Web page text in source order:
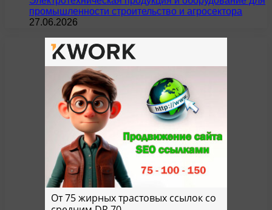
промышленности строительство и агросектора
27.06.2026